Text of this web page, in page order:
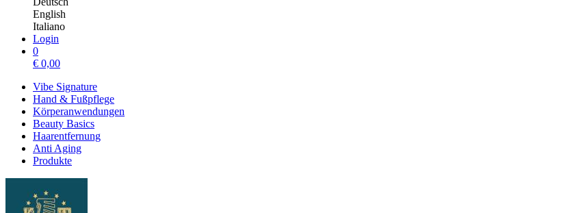
English
Italiano
Login
0
€ 0,00
Vibe Signature
Hand & Fußpflege
Körperanwendungen
Beauty Basics
Haarentfernung
Anti Aging
Produkte